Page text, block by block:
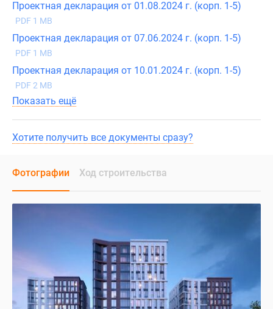
Проектная декларация от 01.08.2024 г. (корп. 1-5)
PDF 1 MB
Проектная декларация от 07.06.2024 г. (корп. 1-5)
PDF 1 MB
Проектная декларация от 10.01.2024 г. (корп. 1-5)
PDF 2 MB
Показать ещё
Хотите получить все документы сразу?
Фотографии Ход строительства